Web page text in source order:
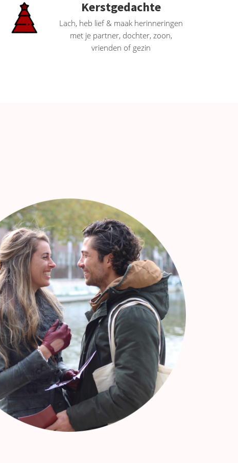
Kerstgedachte
Lach, heb lief & maak herinneringen
met je partner, dochter, zoon,
vrienden of gezin